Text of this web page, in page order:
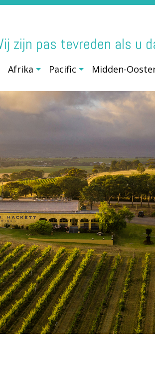
zijn pas tevreden als u
Afrika Pacific Midden-